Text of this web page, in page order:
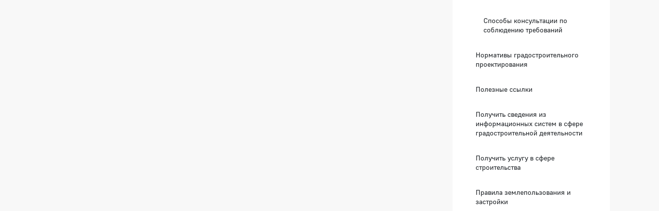
Способы консультации по
соблюдению требований
Нормативы градостроительного
проектирования
Полезные ссылки
Получить сведения из
информационных систем в сфере
градостроительной деятельности
Получить услугу в сфере
строительства
Правила землепользования и
застройки